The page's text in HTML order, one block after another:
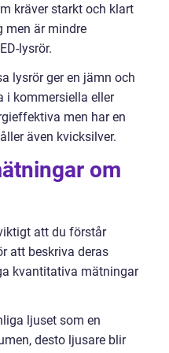
kräver starkt och klart
men är mindre
lysrör.
lysrör ger en jämn och
i kommersiella eller
men har en
även kvicksilver.
om
att du förstår
att beskriva deras
kvantitativa mätningar
ljuset som en
desto ljusare blir